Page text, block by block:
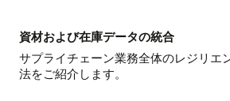
資材および在庫データの統合
サプライチェーン業務全体のレジリエ
法をご紹介します。